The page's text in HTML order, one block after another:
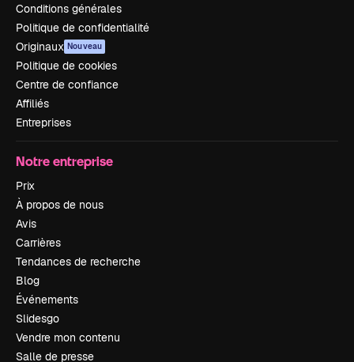
Conditions générales
Politique de confidentialité
Originaux Nouveau
Politique de cookies
Centre de confiance
Affiliés
Entreprises
Notre entreprise
Prix
À propos de nous
Avis
Carrières
Tendances de recherche
Blog
Événements
Slidesgo
Vendre mon contenu
Salle de presse